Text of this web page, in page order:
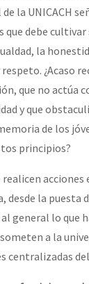
la UNICACH
que debe
la
¿Acaso
que no actúa
y que
de los
principios?
acciones
desde la puesta
general lo que
a la
centralizadas